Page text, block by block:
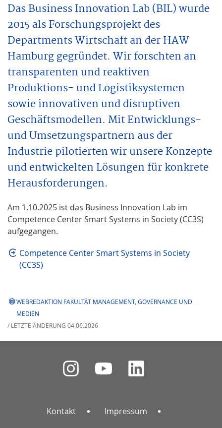
Das Business Innovation Lab (BIL) wurde
2015 als Forschungsprojekt des
Departments Wirtschaft an der HAW
Hamburg gegründet. Wir forschten an
transparenten und reaktiven
Produktions- und Logistiksystemen
sowie innovativen und disruptiven
Geschäftsmodellen. Mit Entwicklungs-
und Umsetzungspartnern aus der
Industrie pilotierten wir unsere Konzepte
und entwickelten Lösungen für konkrete
Herausforderungen.
Am 1.10.2025 ist das Business Innovation Lab im
Competence Center Smart Systems in Society (CC3S)
aufgegangen.
Competence Center Smart Systems in Society
(CC3S)
WEBREDAKTION FAKULTÄT MANAGEMENT, GOVERNANCE UND
MEDIEN
/ LETZTE ÄNDERUNG 04.06.2026
Kontakt Impressum